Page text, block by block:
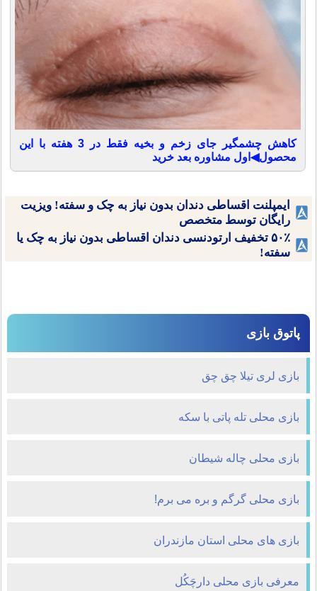
کاهش چشمگیر جای زخم و بخیه فقط در 3 هفته با این
محصول◀اول مشاوره بعد خرید
ایمپلنت اقساطی دندان بدون نیاز به چک و سفته! ویزیت
رایگان توسط متخصص
۵۰٪ تخفیف ارتودنسی دندان اقساطی بدون نیاز به چک یا
سفته!
پاتوق بازی
بازی لری تیلا چق چق
بازی محلی تله پاتی با سکه
بازی محلی چاله شیطان
بازی محلی گرگم و بره می برم!
بازی های محلی استان مازندران
معرفی بازی محلی دارچَکُل